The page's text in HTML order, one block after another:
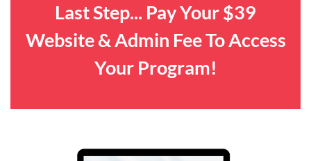
Last Step... Pay Your $39
Website & Admin Fee To Access
Your Program!